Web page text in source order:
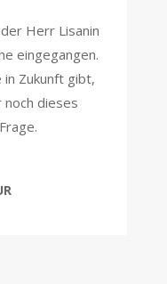
Herr Lisanin
eingegangen.
Zukunft gibt,
noch dieses